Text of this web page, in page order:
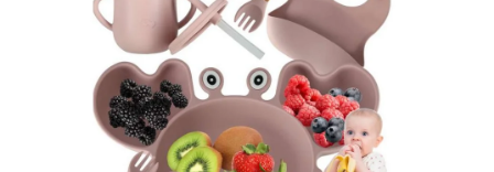
5
hvězdiček.